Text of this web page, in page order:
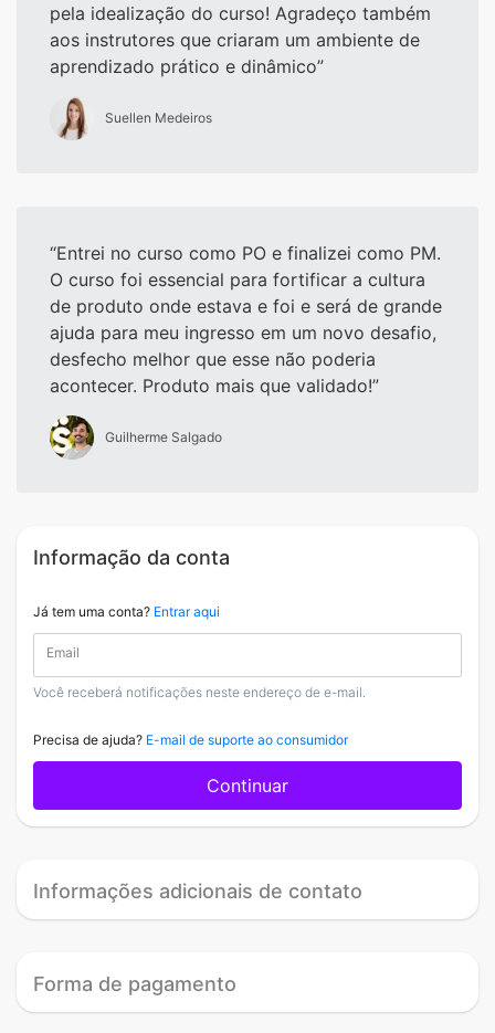
pela idealização do curso! Agradeço também
aos instrutores que criaram um ambiente de
aprendizado prático e dinâmico
Suellen Medeiros
Entrei no curso como PO e finalizei como PM.
O curso foi essencial para fortificar a cultura
de produto onde estava e foi e será de grande
ajuda para meu ingresso em um novo desafio,
desfecho melhor que esse não poderia
acontecer. Produto mais que validado!
Guilherme Salgado
Informação da conta
Já tem uma conta? Entrar aqui
Email
Você receberá notificações neste endereço de e-mail.
Precisa de ajuda? E-mail de suporte ao consumidor
Continuar
Informações adicionais de contato
Forma de pagamento